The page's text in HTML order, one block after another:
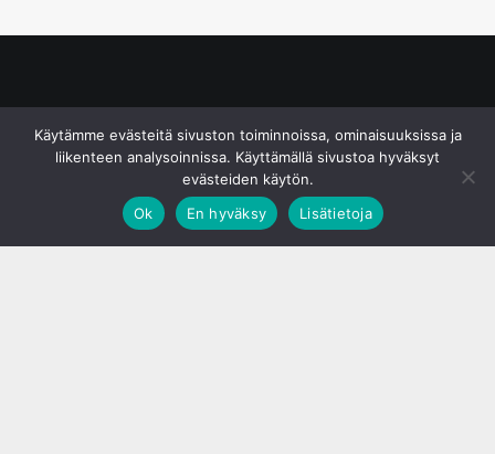
Käytämme evästeitä sivuston toiminnoissa, ominaisuuksissa ja
liikenteen analysoinnissa. Käyttämällä sivustoa hyväksyt
evästeiden käytön.
Ok
En hyväksy Lisätietoja